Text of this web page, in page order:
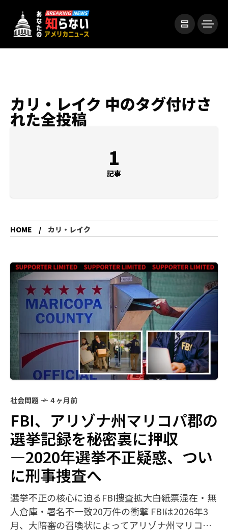
カリ・レイク 中のタグ付けさ
れた全投稿
1
記事
HOME カリ・レイク
社会問題 4 ヶ月前
FBI、アリゾナ州マリコパ郡の
選挙記録を秘密裏に押収
―2020年選挙不正疑惑、つい
に刑事捜査へ
選挙不正の核心に迫るFBI捜査拡大――白紙票混在・無
人倉庫・署名不一致20万件の衝撃 FBIは2026年3
月、大陪審の召喚状によってアリゾナ州マリコパ